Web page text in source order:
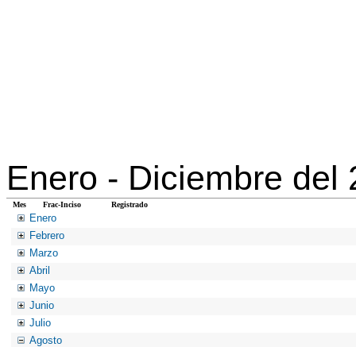
Enero - Diciembre del
Mes Frac-Inciso Registrado
Enero
Febrero
Marzo
Abril
Mayo
Junio
Julio
Agosto